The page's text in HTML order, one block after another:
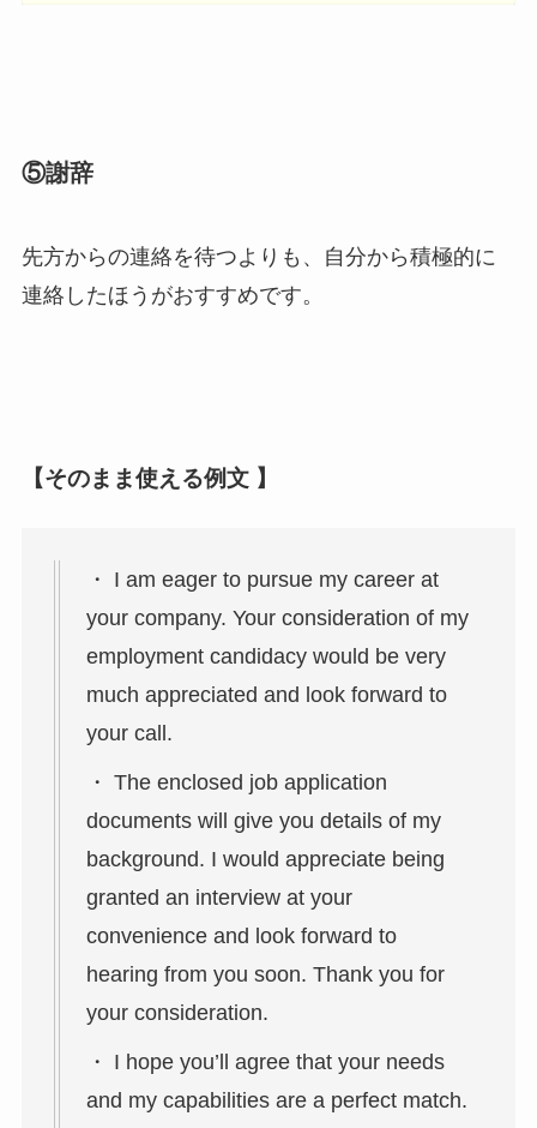
⑤謝辞
先方からの連絡を待つよりも、自分から積極的に
連絡したほうがおすすめです。
【そのまま使える例文 】
・ I am eager to pursue my career at
your company. Your consideration of my
employment candidacy would be very
much appreciated and look forward to
your call.
・ The enclosed job application
documents will give you details of my
background. I would appreciate being
granted an interview at your
convenience and look forward to
hearing from you soon. Thank you for
your consideration.
・ I hope you’ll agree that your needs
and my capabilities are a perfect match.